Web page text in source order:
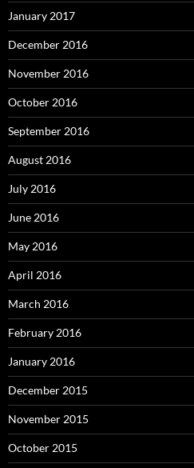
January 2017
December 2016
November 2016
October 2016
September 2016
August 2016
July 2016
June 2016
May 2016
April 2016
March 2016
February 2016
January 2016
December 2015
November 2015
October 2015